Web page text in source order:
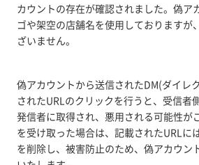
カウントの存在が確認されました。偽ア
ゴや架空の店舗名を使用しておりますが
ざいません。
偽アカウントから送信されたDM(ダイレ
されたURLのクリックを行うと、受信者
発信者に取得され、悪用される可能性が
を受け取った場合は、記載されたURLに
を削除し、被害防止のため、偽アカウン